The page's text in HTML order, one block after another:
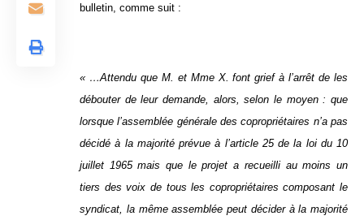
bulletin, comme suit :
« …Attendu que M. et Mme X. font grief à l’arrêt de les
débouter de leur demande, alors, selon le moyen : que
lorsque l’assemblée générale des copropriétaires n’a pas
décidé à la majorité prévue à l’article 25 de la loi du 10
juillet 1965 mais que le projet a recueilli au moins un
tiers des voix de tous les copropriétaires composant le
syndicat, la même assemblée peut décider à la majorité